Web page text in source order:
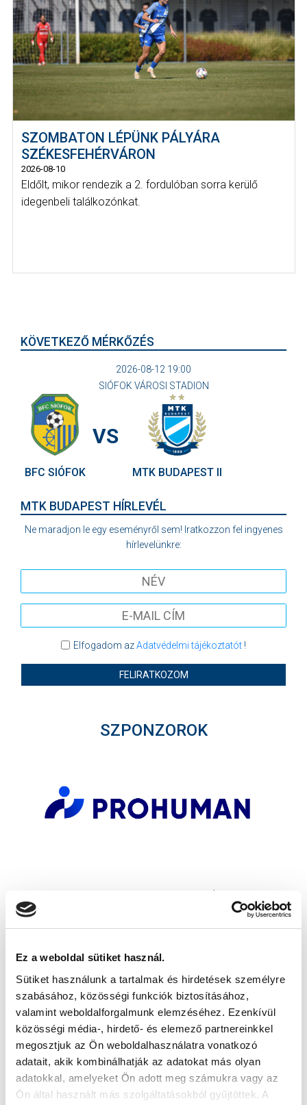
Ez a weboldal sütiket használ.
Sütiket használunk a tartalmak és hirdetések személyre
szabásához, közösségi funkciók biztosításához,
valamint weboldalforgalmunk elemzéséhez. Ezenkívül
közösségi média-, hirdető- és elemező partnereinkkel
megosztjuk az Ön weboldalhasználatra vonatkozó
adatait, akik kombinálhatják az adatokat más olyan
adatokkal, amelyeket Ön adott meg számukra vagy az
Ön által használt más szolgáltatásokból gyűjtöttek. A
SZOMBATON LÉPÜNK PÁLYÁRA
SZÉKESFEHÉRVÁRON
2026-08-10
Eldőlt, mikor rendezik a 2. fordulóban sorra kerülő
idegenbeli találkozónkat.
KÖVETKEZŐ MÉRKŐZÉS
2026-08-12 19:00
SIÓFOK VÁROSI STADION
BFC SIÓFOK
VS
MTK BUDAPEST II
MTK BUDAPEST HÍRLEVÉL
Ne maradjon le egy eseményről sem! Iratkozzon fel ingyenes
hírlevelünkre:
Elfogadom azAdatvédelmi tájékoztatót!
FELIRATKOZOM
SZPONZOROK